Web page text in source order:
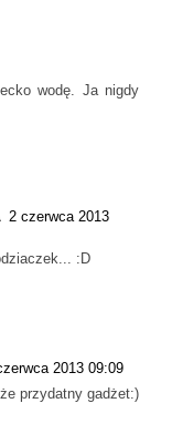
wodę. Ja nigdy
2 czerwca 2013
:D
2013 09:09
przydatny gadżet:)